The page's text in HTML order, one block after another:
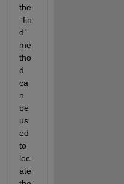
the
‘fin
d’
me
tho
d
ca
n
be
us
ed
loc
ate